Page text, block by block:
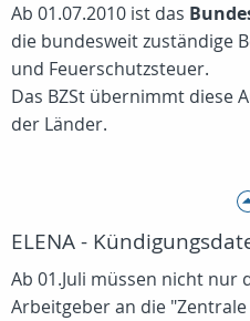
Ab 01.07.2010 ist das
die bundesweit zuständige
und Feuerschutzsteuer.
Das BZSt übernimmt diese
der Länder.
ELENA -
Ab 01.Juli müssen nicht nur
Arbeitgeber an die